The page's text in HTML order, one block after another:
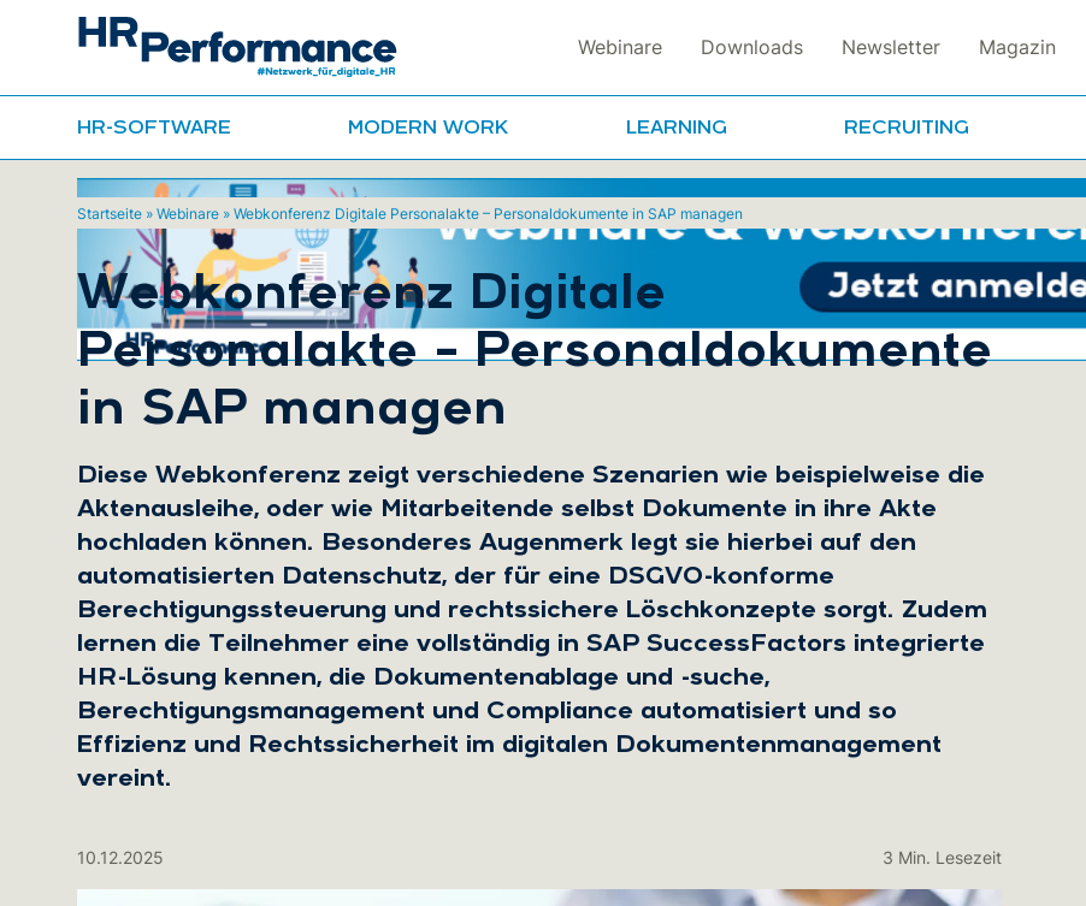
Webinare Downloads Newsletter Magazin
HR-SOFTWARE MODERN WORK LEARNING RECRUITING
Startseite » Webinare » Webkonferenz Digitale Personalakte – Personaldokumente in SAP managen
Webkonferenz Digitale
Personalakte – Personaldokumente
in SAP managen
Diese Webkonferenz zeigt verschiedene Szenarien wie beispielweise die
Aktenausleihe, oder wie Mitarbeitende selbst Dokumente in ihre Akte
hochladen können. Besonderes Augenmerk legt sie hierbei auf den
automatisierten Datenschutz, der für eine DSGVO-konforme
Berechtigungssteuerung und rechtssichere Löschkonzepte sorgt. Zudem
lernen die Teilnehmer eine vollständig in SAP SuccessFactors integrierte
HR-Lösung kennen, die Dokumentenablage und -suche,
Berechtigungsmanagement und Compliance automatisiert und so
Effizienz und Rechtssicherheit im digitalen Dokumentenmanagement
vereint.
10.12.2025 3 Min. Lesezeit